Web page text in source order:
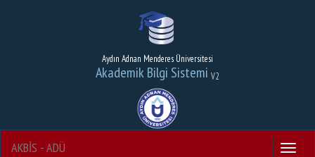
Aydın Adnan Menderes Üniversitesi
Akademik Bilgi Sistemi V2
Menu
AKBİS - ADÜ